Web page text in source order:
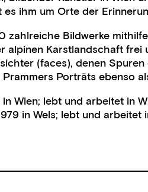
ihm um Orte der
zahlreiche Bildwerke
alpinen Karstlandschaft
(faces), denen
Porträts ebenso
in Wien; lebt und arbeitet in
in Wels; lebt und arbeitet